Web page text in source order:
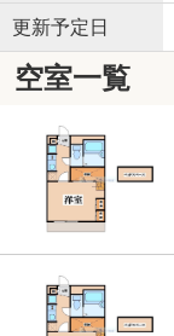
更新予定日
空室一覧